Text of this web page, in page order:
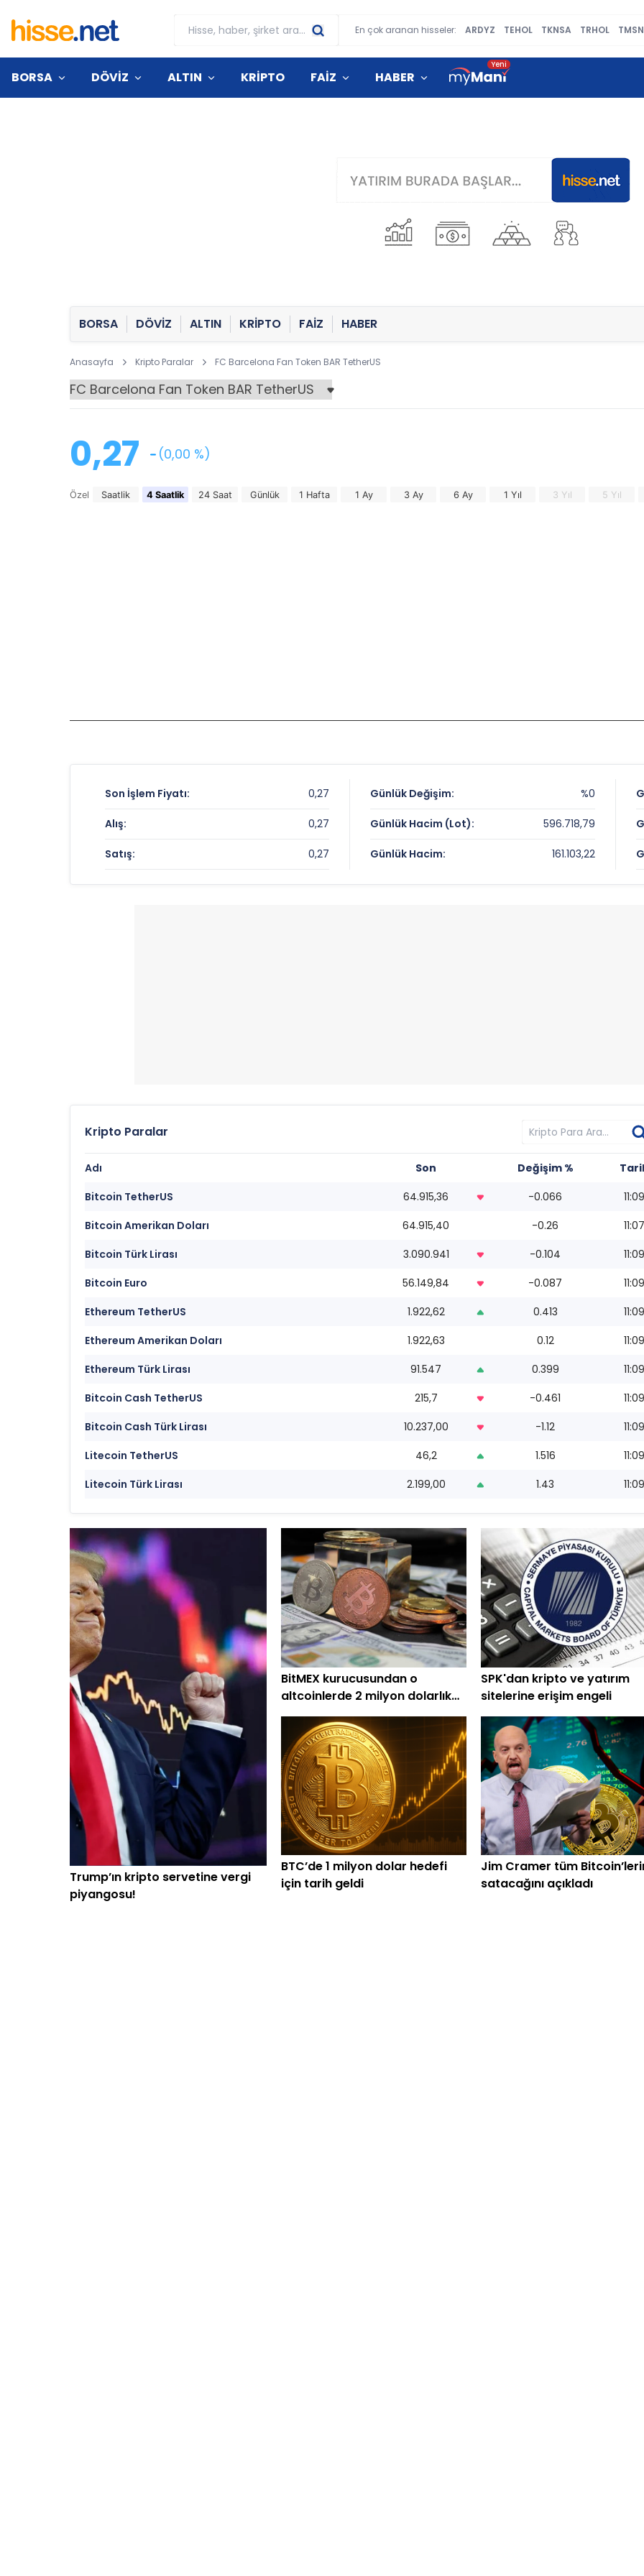
En çok aranan hisseler: ARDYZ TEHOL TKNSA TRHOL TMSN
BORSA DÖVİZ ALTIN KRİPTO FAİZ HABER
BORSA DÖVİZ ALTIN KRİPTO FAİZ HABER
Anasayfa Kripto Paralar FC Barcelona Fan Token BAR TetherUS
0,27 (0,00 %)
Özel Saatlik 4 Saatlik 24 Saat Günlük 1 Hafta 1 Ay 3 Ay 6 Ay 1 Yıl 3 Yıl 5 Yıl
Son İşlem Fiyatı: 0,27
Alış: 0,27
Satış: 0,27
Günlük Değişim: %0
Günlük Hacim (Lot): 596.718,79
Günlük Hacim: 161.103,22
Kripto Paralar
Adı Son Değişim %
Bitcoin TetherUS
64.915,36 -0.066
11:09
Bitcoin Amerikan Doları
64.915,40 -0.26
11:07
Bitcoin Türk Lirası
3.090.941 -0.104
11:09
Bitcoin Euro
56.149,84 -0.087
11:09
Ethereum TetherUS
1.922,62 0.413
11:09
Ethereum Amerikan Doları
1.922,63 0.12
11:09
Ethereum Türk Lirası
91.547 0.399
11:09
Bitcoin Cash TetherUS
215,7 -0.461
11:09
Bitcoin Cash Türk Lirası
10.237,00 -1.12
11:09
Litecoin TetherUS
46,2 1.516
11:09
Litecoin Türk Lirası
2.199,00 1.43 11:09
Trump’ın kripto servetine vergi
piyangosu!
BitMEX kurucusundan o
altcoinlerde 2 milyon dolarlık
alım
SPK'dan kripto ve yatırım
sitelerine erişim engeli
BTC’de 1 milyon dolar hedefi
için tarih geldi
Jim Cramer tüm
satacağını açıkladı